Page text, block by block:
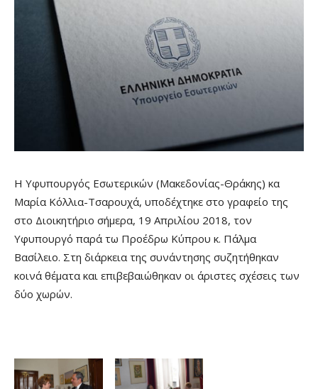
Η Υφυπουργός Εσωτερικών (Μακεδονίας-Θράκης) κα
Μαρία Κόλλια-Τσαρουχά, υποδέχτηκε στο γραφείο της
στο Διοικητήριο σήμερα, 19 Απριλίου 2018, τον
Υφυπουργό παρά τω Προέδρω Κύπρου κ. Πάλμα
Βασίλειο. Στη διάρκεια της συνάντησης συζητήθηκαν
κοινά θέματα και επιβεβαιώθηκαν οι άριστες σχέσεις των
δύο χωρών.